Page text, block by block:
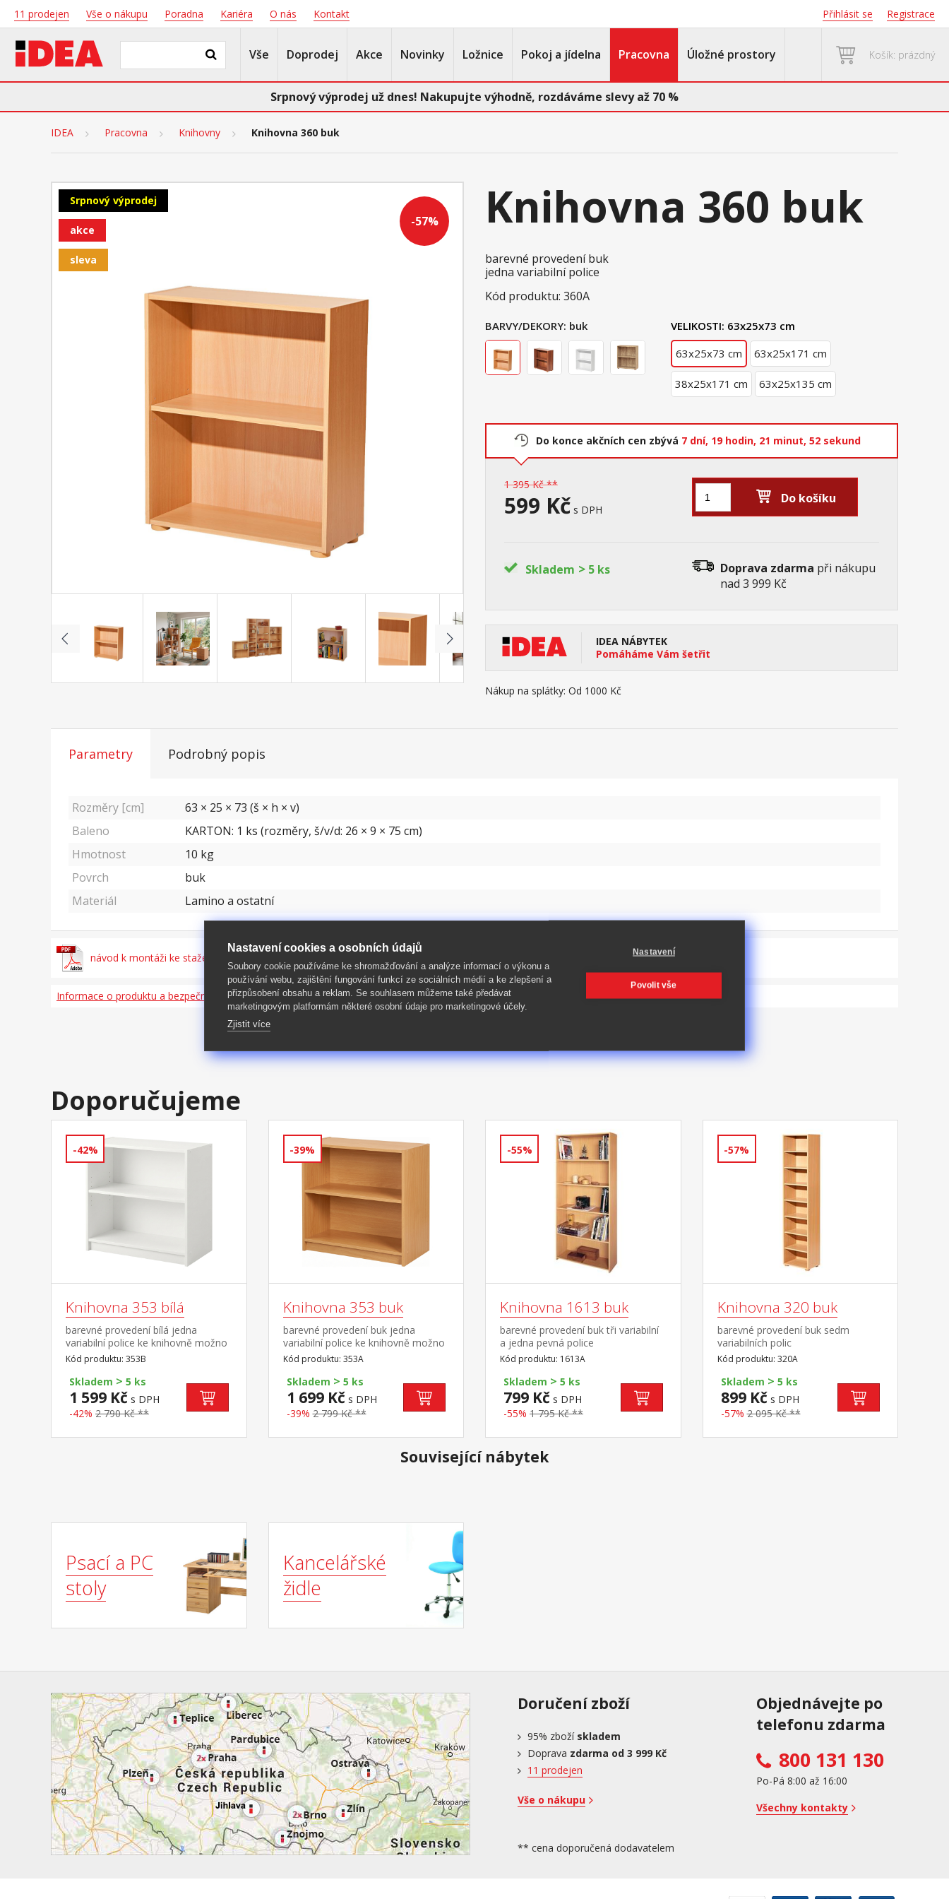
11 prodejen Vše o nákupu Poradna Kariéra O nás Kontakt Přihlásit se Registrace
Vše Doprodej Akce Novinky Ložnice Pokoj a jídelna Pracovna Úložné prostory Košík: prázdný
Srpnový výprodej už dnes! Nakupujte výhodně, rozdáváme slevy až 70 %
IDEA Pracovna Knihovny Knihovna 360 buk
-57%
Srpnový výprodej
akce
sleva
Knihovna 360 buk
barevné provedení buk
jedna variabilní police
Kód produktu: 360A
BARVY/DEKORY: buk VELIKOSTI: 63x25x73 cm
63x25x73 cm
63x25x171 cm
38x25x171 cm 63x25x135 cm
Do konce akčních cen zbývá 7 dní, 19 hodin, 21 minut, 52 sekund
1 395 Kč **
599 Kč s DPH
Do košíku
Skladem > 5 ks Doprava zdarma při nákupu
nad 3 999 Kč
IDEA NÁBYTEK
Pomáháme Vám šetřit
Nákup na splátky: Od 1000 Kč
Parametry Podrobný popis
Rozměry [cm]
63 × 25 × 73 (š × h × v)
Baleno
KARTON: 1 ks (rozměry, š/v/d: 26 × 9 × 75 cm)
Hmotnost
10 kg
Povrch
buk
Materiál
Lamino a ostatní
návod k montáži ke stažení zde
Informace o produktu a bezpečnosti
Doporučujeme
-42%
Knihovna 353 bílá
barevné provedení bílá jedna
variabilní police ke knihovně možno
dokoupit plné dveře 55B
Kód produktu: 353B
Skladem > 5 ks
1 599 Kč s DPH
-42% 2 790 Kč **
-39%
Knihovna 353 buk
barevné provedení buk jedna
variabilní police ke knihovně možno
dokoupit plné dveře 55A
Kód produktu: 353A
Skladem > 5 ks
1 699 Kč s DPH
-39% 2 799 Kč **
-55%
Knihovna 1613 buk
barevné provedení buk tři variabilní
a jedna pevná police
Kód produktu: 1613A
Skladem > 5 ks
799 Kč s DPH
-55% 1 795 Kč **
-57%
Knihovna 320 buk
barevné provedení buk sedm
variabilních polic
Kód produktu: 320A
Skladem > 5 ks
899 Kč s DPH
-57% 2 095 Kč **
Související nábytek
Psací a PC
stoly
Kancelářské
židle
Doručení zboží
95% zboží skladem
Doprava zdarma od 3 999 Kč
11 prodejen
Vše o nákupu
** cena doporučená dodavatelem
Objednávejte po
telefonu zdarma
800 131 130
Po-Pá 8:00 až 16:00
Všechny kontakty
Nastavení cookies a osobních údajů
Soubory cookie používáme ke shromažďování a analýze informací o výkonu a
používání webu, zajištění fungování funkcí ze sociálních médií a ke zlepšení a
přizpůsobení obsahu a reklam. Se souhlasem můžeme také předávat
marketingovým platformám některé osobní údaje pro marketingové účely.
Zjistit více
Nastavení
Povolit vše